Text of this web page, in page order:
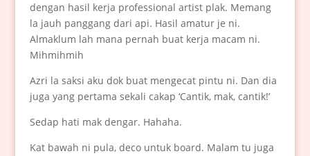
dengan hasil kerja professional artist plak. Memang
la jauh panggang dari api. Hasil amatur je ni.
Almaklum lah mana pernah buat kerja macam ni.
Mihmihmih
Azri la saksi aku dok buat mengecat pintu ni. Dan dia
juga yang pertama sekali cakap ‘Cantik, mak, cantik!’
Sedap hati mak dengar. Hahaha.
Kat bawah ni pula, deco untuk board. Malam tu juga